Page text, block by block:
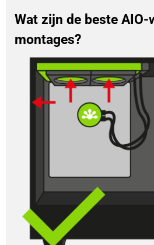
Wat zijn de beste AIO-
montages?